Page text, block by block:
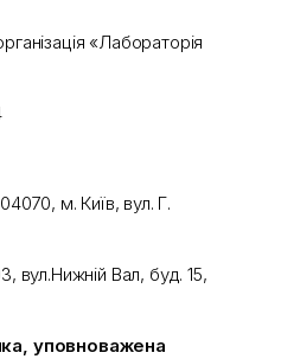
«Лабораторія
м. Київ, вул. Г.
Вал, буд. 15,
уповноважена